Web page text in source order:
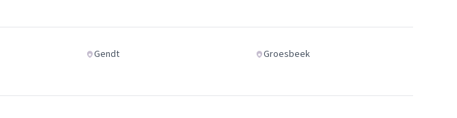
Gendt Groesbeek